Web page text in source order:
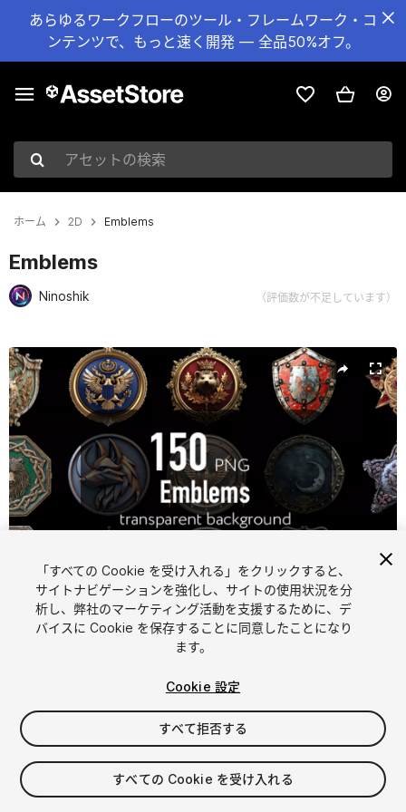
あらゆるワークフローのツール・フレームワーク・コ
ンテンツで、もっと速く開発 — 全品50%オフ。
アセットの検索
ホーム 2D Emblems
Emblems
Ninoshik （評価数が不足しています）
現在のスライド：1 / 8
1 /8
$8.99
消費税は決済時に計算されます
「すべての Cookie を受け入れる」をクリックすると、
サイトナビゲーションを強化し、サイトの使用状況を分
析し、弊社のマーケティング活動を支援するために、デ
バイスに Cookie を保存することに同意したことになり
ます。
Cookie 設定
すべて拒否する
すべての Cookie を受け入れる